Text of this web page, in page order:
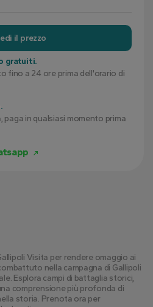
Visita per rendere omaggio ai
nella campagna di Gallipoli
Esplora campi di battaglia storici,
comprensione più profonda di
storia. Prenota ora per
il prezzo
gratuiti.
fino a 24 ore prima dell'orario di
paga in qualsiasi momento prima